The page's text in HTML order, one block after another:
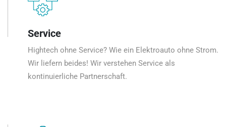
Service
Hightech ohne Service? Wie ein Elektroauto ohne Strom.
Wir liefern beides! Wir verstehen Service als
kontinuierliche Partnerschaft.